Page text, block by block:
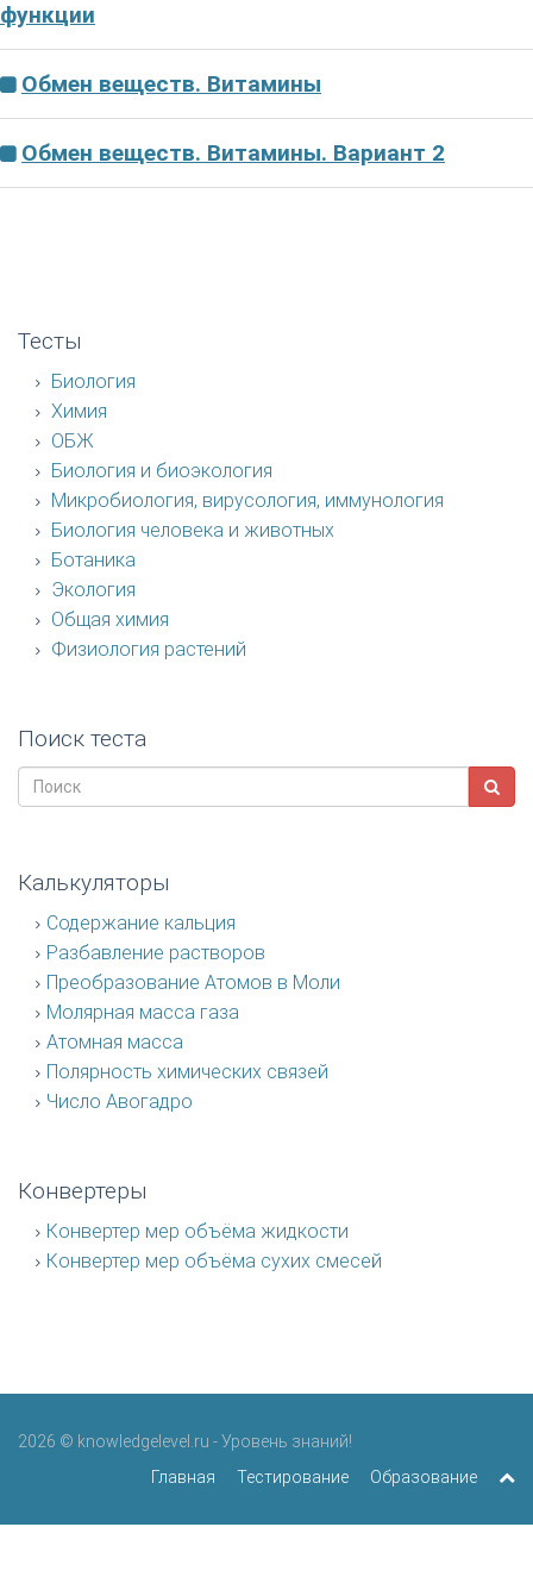
функции
Обмен веществ. Витамины
Обмен веществ. Витамины. Вариант 2
Тесты
Биология
Химия
ОБЖ
Биология и биоэкология
Микробиология, вирусология, иммунология
Биология человека и животных
Ботаника
Экология
Общая химия
Физиология растений
Поиск теста
Калькуляторы
Содержание кальция
Разбавление растворов
Преобразование Атомов в Моли
Молярная масса газа
Атомная масса
Полярность химических связей
Число Авогадро
Конвертеры
Конвертер мер объёма жидкости
Конвертер мер объёма сухих смесей
2026 © knowledgelevel.ru - Уровень знаний!
Главная
Тестирование Образование